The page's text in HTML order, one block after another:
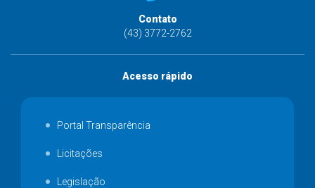
Contato
(43) 3772-2762
Acesso rápido
Portal Transparência
Licitações
Legislação